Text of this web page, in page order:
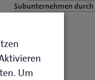
Subunternehmen durch
Um